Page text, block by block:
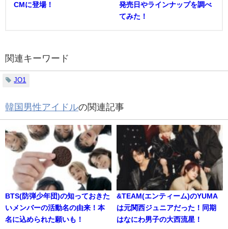
CMに登場！
発売日やラインナップを調べ
てみた！
関連キーワード
JO1
韓国男性アイドルの関連記事
BTS(防弾少年団)の知っておきた
いメンバーの活動名の由来！本
名に込められた願いも！
&TEAM(エンティーム)のYUMA
は元関西ジュニアだった！同期
はなにわ男子の大西流星！